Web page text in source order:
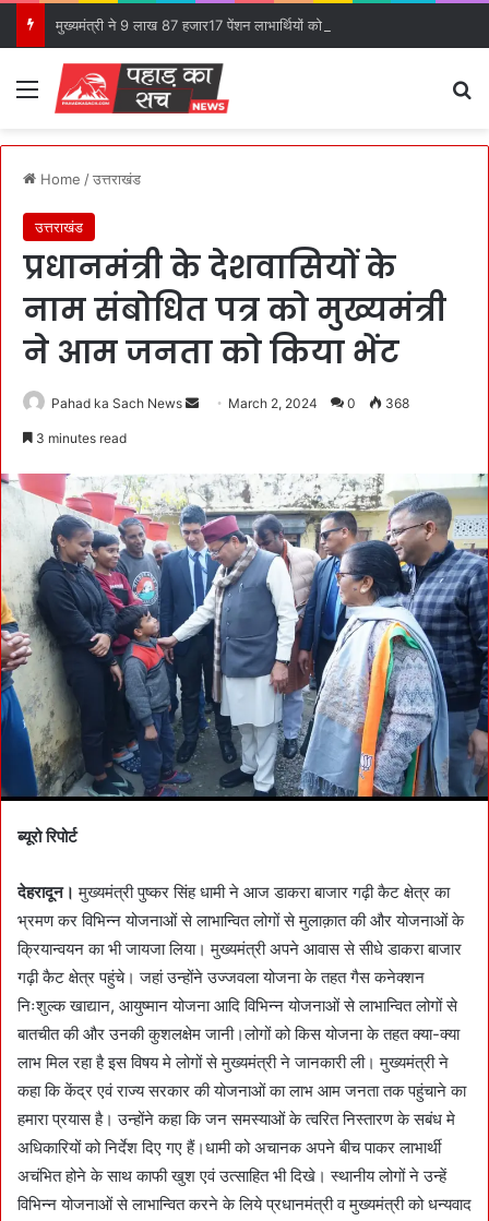
Menu
Home /उत्तराखंड
उत्तराखंड
प्रधानमंत्री के देशवासियों के
नाम संबोधित पत्र को मुख्यमंत्री
ने आम जनता को किया भेंट
Pahad ka Sach News
d
a
n
e
m
a
i
March 2, 2024 0 368
3 minutes read
ब्यूरो रिपोर्ट
देहरादून। मुख्यमंत्री पुष्कर सिंह धामी ने आज डाकरा बाजार गढ़ी कैट क्षेत्र का
भ्रमण कर विभिन्न योजनाओं से लाभान्वित लोगों से मुलाक़ात की और योजनाओं के
क्रियान्वयन का भी जायजा लिया। मुख्यमंत्री अपने आवास से सीधे डाकरा बाजार
गढ़ी कैट क्षेत्र पहुंचे। जहां उन्होंने उज्जवला योजना के तहत गैस कनेक्शन
निःशुल्क खाद्यान, आयुष्मान योजना आदि विभिन्न योजनाओं से लाभान्वित लोगों से
बातचीत की और उनकी कुशलक्षेम जानी।लोगों को किस योजना के तहत क्या-क्या
लाभ मिल रहा है इस विषय मे लोगों से मुख्यमंत्री ने जानकारी ली। मुख्यमंत्री ने
कहा कि केंद्र एवं राज्य सरकार की योजनाओं का लाभ आम जनता तक पहुंचाने का
हमारा प्रयास है। उन्होंने कहा कि जन समस्याओं के त्वरित निस्तारण के सबंध मे
अधिकारियों को निर्देश दिए गए हैं।धामी को अचानक अपने बीच पाकर लाभार्थी
अचंभित होने के साथ काफी खुश एवं उत्साहित भी दिखे। स्थानीय लोगों ने उन्हें
विभिन्न योजनाओं से लाभान्वित करने के लिये प्रधानमंत्री व मुख्यमंत्री को धन्यवाद